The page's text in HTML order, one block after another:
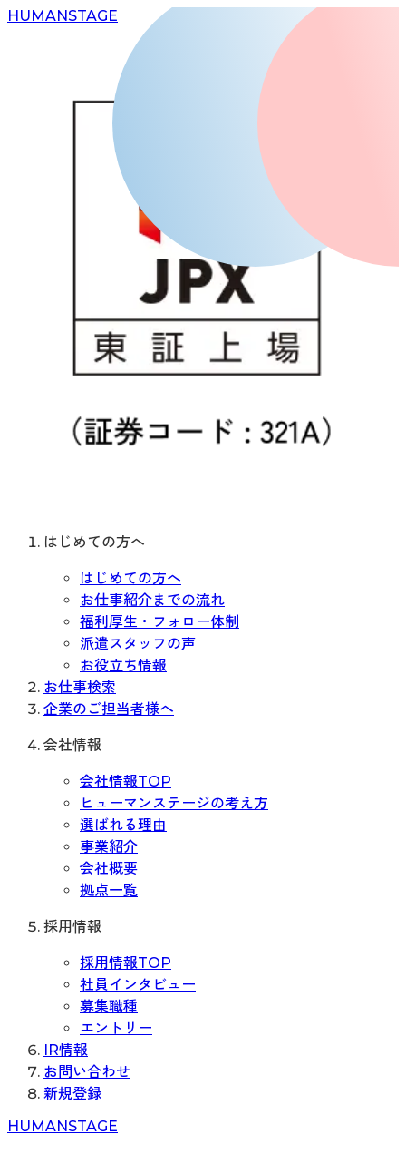
HUMANSTAGE
はじめての方へ
はじめての方へ
お仕事紹介までの流れ
福利厚生・フォロー体制
派遣スタッフの声
お役立ち情報
お仕事検索
企業のご担当者様へ
会社情報
会社情報TOP
ヒューマンステージの考え方
選ばれる理由
事業紹介
会社概要
拠点一覧
採用情報
採用情報TOP
社員インタビュー
募集職種
エントリー
IR情報
お問い合わせ
新規登録
HUMANSTAGE